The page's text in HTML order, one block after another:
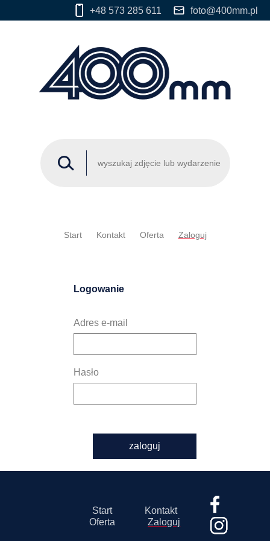
+48 573 285 611 foto@400mm.pl
Start Kontakt Oferta Zaloguj
Logowanie
Adres e-mail
Hasło
zaloguj
Start
Kontakt
Oferta
Zaloguj